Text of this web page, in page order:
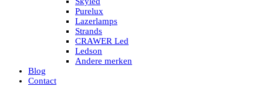
Led strips
Subcategorieën Led interieur
PORTABLE ACCU LED LAMP
Led hoofdlamp
Camping led verlichting
Led zaklamp
Accu werklamp
Purelux
Lazerlamps
Strands
CRAWER Led
Ledson
Andere merken
Blog
Contact